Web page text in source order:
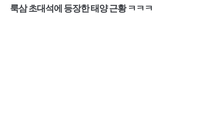
룩삼 초대석에 등장한 태양 근황 ㅋㅋㅋ